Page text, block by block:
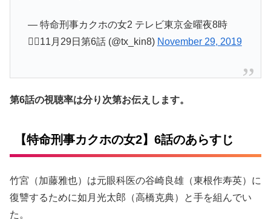
— 特命刑事カクホの女2 テレビ東京金曜夜8時
👮‍♀️11月29日第6話 (@tx_kin8) November 29, 2019
第6話の視聴率は分り次第お伝えします。
【特命刑事カクホの女2】6話のあらすじ
竹宮（加藤雅也）は元眼科医の谷崎良雄（東根作寿英）に
復讐するために如月光太郎（高橋克典）と手を組んでい
た。